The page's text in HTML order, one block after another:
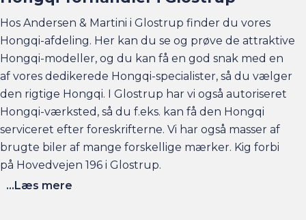
Hos Andersen & Martini i Glostrup finder du vores
Hongqi-afdeling. Her kan du se og prøve de attraktive
Hongqi-modeller, og du kan få en god snak med en
af vores dedikerede Hongqi-specialister, så du vælger
den rigtige Hongqi. I Glostrup har vi også autoriseret
Hongqi-værksted, så du f.eks. kan få den Hongqi
serviceret efter foreskrifterne. Vi har også masser af
brugte biler af mange forskellige mærker. Kig forbi
på Hovedvejen 196 i Glostrup.
...Læs mere